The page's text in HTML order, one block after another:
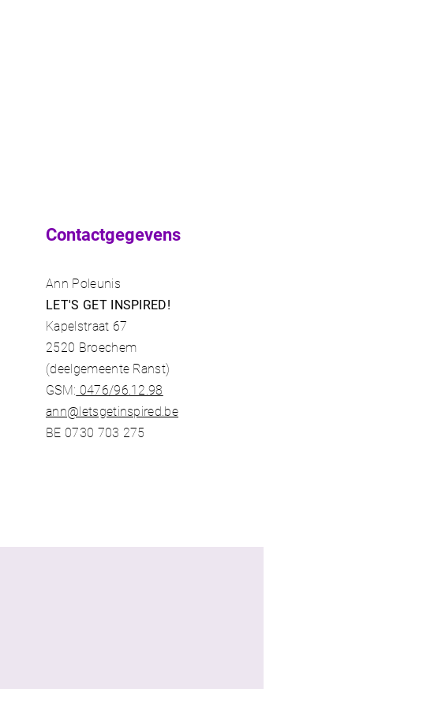
Contactgegevens
Ann Poleunis
LET'S GET INSPIRED!
Kapelstraat 67
2520 Broechem
(deelgemeente Ranst)​
GSM: 0476/96.12.98​
ann@letsgetinspired.be
BE 0730 703 275